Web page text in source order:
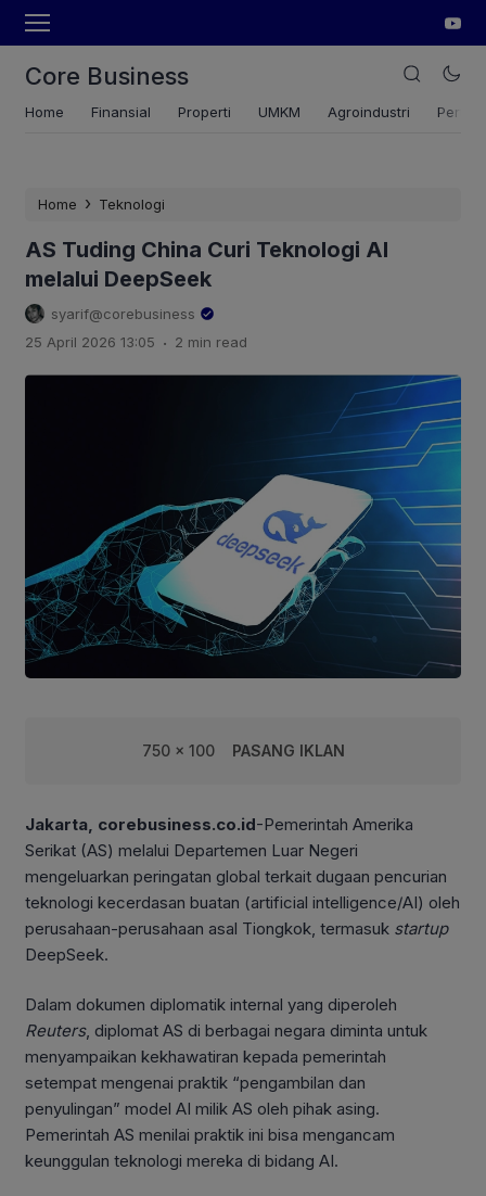
Core Business
Home Finansial Properti UMKM Agroindustri
Home › Teknologi
AS Tuding China Curi Teknologi AI
melalui DeepSeek
syarif@corebusiness
25 April 2026 13:05 . 2 min read
750 x 100 PASANG IKLAN
Jakarta, corebusiness.co.id-Pemerintah Amerika
Serikat (AS) melalui Departemen Luar Negeri
mengeluarkan peringatan global terkait dugaan pencurian
teknologi kecerdasan buatan (artificial intelligence/AI) oleh
perusahaan-perusahaan asal Tiongkok, termasuk startup
DeepSeek.
Dalam dokumen diplomatik internal yang diperoleh
Reuters, diplomat AS di berbagai negara diminta untuk
menyampaikan kekhawatiran kepada pemerintah
setempat mengenai praktik “pengambilan dan
penyulingan” model AI milik AS oleh pihak asing.
Pemerintah AS menilai praktik ini bisa mengancam
keunggulan teknologi mereka di bidang AI.